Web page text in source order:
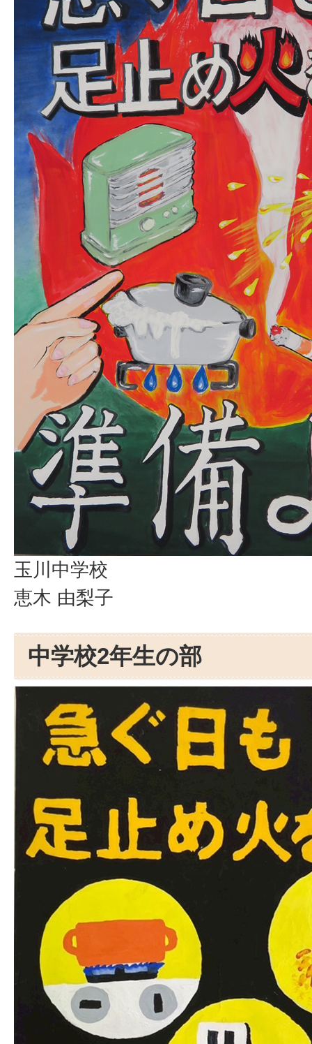
玉川中学校
恵木 由梨子
中学校2年生の部